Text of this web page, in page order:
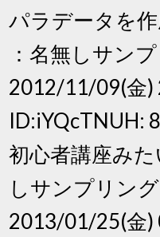
パラデータを
：名無しサン
2012/11/09(金)
ID:iYQcTNUH:
初心者講座み
しサンプリン
2013/01/25(金)